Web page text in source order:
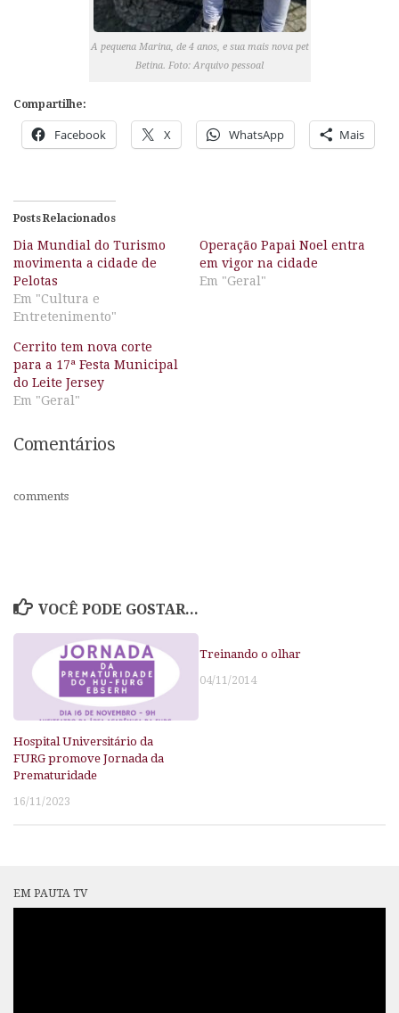
A pequena Marina, de 4 anos, e sua mais nova pet
Betina. Foto: Arquivo pessoal
Compartilhe:
Facebook X WhatsApp Mais
Posts Relacionados
Dia Mundial do Turismo
movimenta a cidade de
Pelotas
Em "Cultura e
Entretenimento"
Operação Papai Noel entra
em vigor na cidade
Em "Geral"
Cerrito tem nova corte
para a 17ª Festa Municipal
do Leite Jersey
Em "Geral"
Comentários
comments
VOCÊ PODE GOSTAR...
Hospital Universitário da
FURG promove Jornada da
Prematuridade
16/11/2023
Treinando o olhar
04/11/2014
EM PAUTA TV